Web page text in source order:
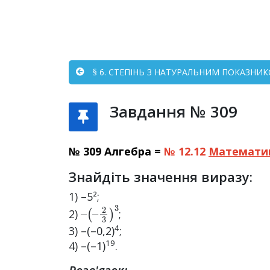
§ 6. СТЕПІНЬ З НАТУРАЛЬНИМ
Завдання № 309
№ 309 Алгебра = № 12.12
Знайдіть значення виразу:
1) –5²;
2)
(–
23 )3
;
3) –(–0,2)4;
4) –(–1)19.